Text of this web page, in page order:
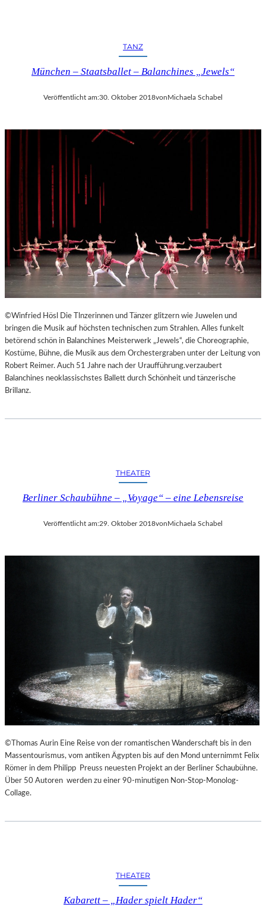
TANZ
München – Staatsballet – Balanchines „Jewels“
Veröffentlicht am:30. Oktober 2018vonMichaela Schabel
©Winfried Hösl Die Tlnzerinnen und Tänzer glitzern wie Juwelen und
bringen die Musik auf höchsten technischen zum Strahlen. Alles funkelt
betörend schön in Balanchines Meisterwerk „Jewels“, die Choreographie,
Kostüme, Bühne, die Musik aus dem Orchestergraben unter der Leitung von
Robert Reimer. Auch 51 Jahre nach der Uraufführung.verzaubert
Balanchines neoklassischstes Ballett durch Schönheit und tänzerische
Brillanz.
THEATER
Berliner Schaubühne – „Voyage“ – eine Lebensreise
Veröffentlicht am:29. Oktober 2018vonMichaela Schabel
©Thomas Aurin Eine Reise von der romantischen Wanderschaft bis in den
Massentourismus, vom antiken Ägypten bis auf den Mond unternimmt Felix
Römer in dem Philipp Preuss neuesten Projekt an der Berliner Schaubühne.
Über 50 Autoren werden zu einer 90-minutigen Non-Stop-Monolog-
Collage.
THEATER
Kabarett – „Hader spielt Hader“